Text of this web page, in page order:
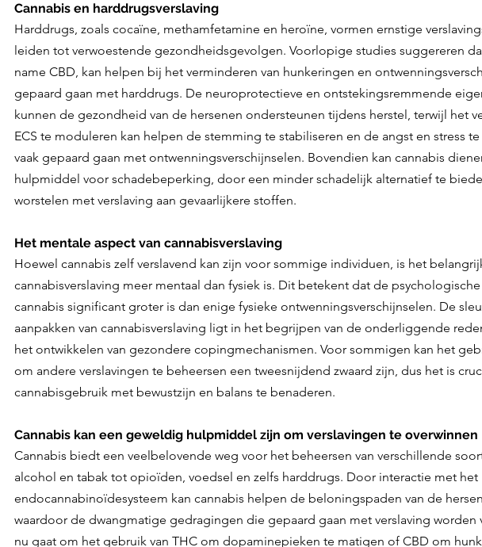
Cannabis en harddrugsverslaving
Harddrugs, zoals cocaïne, methamfetamine en heroïne, vormen ernstige
leiden tot verwoestende gezondheidsgevolgen. Voorlopige studies suggereren
name CBD, kan helpen bij het verminderen van hunkeringen en
gepaard gaan met harddrugs. De neuroprotectieve en ontstekingsremmende
kunnen de gezondheid van de hersenen ondersteunen tijdens herstel, terwijl het
ECS te moduleren kan helpen de stemming te stabiliseren en de angst en stress
vaak gepaard gaan met ontwenningsverschijnselen. Bovendien kan cannabis
hulpmiddel voor schadebeperking, door een minder schadelijk alternatief te
worstelen met verslaving aan gevaarlijkere stoffen.
Het mentale aspect van cannabisverslaving
Hoewel cannabis zelf verslavend kan zijn voor sommige individuen, is het
cannabisverslaving meer mentaal dan fysiek is. Dit betekent dat de
cannabis significant groter is dan enige fysieke ontwenningsverschijnselen. De
aanpakken van cannabisverslaving ligt in het begrijpen van de onderliggende
het ontwikkelen van gezondere copingmechanismen. Voor sommigen kan het
om andere verslavingen te beheersen een tweesnijdend zwaard zijn, dus het is
cannabisgebruik met bewustzijn en balans te benaderen.
Cannabis kan een geweldig hulpmiddel zijn om verslavingen te overwinnen
Cannabis biedt een veelbelovende weg voor het beheersen van verschillende
alcohol en tabak tot opioïden, voedsel en zelfs harddrugs. Door interactie met het
endocannabinoïdesysteem kan cannabis helpen de beloningspaden van de
waardoor de dwangmatige gedragingen die gepaard gaan met verslaving worden
nu gaat om het gebruik van THC om dopaminepieken te matigen of CBD om